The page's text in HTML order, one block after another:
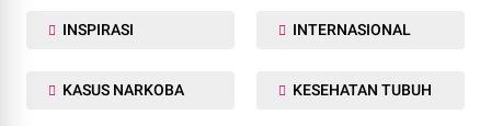
INSPIRASI INTERNASIONAL
KASUS NARKOBA KESEHATAN TUBUH